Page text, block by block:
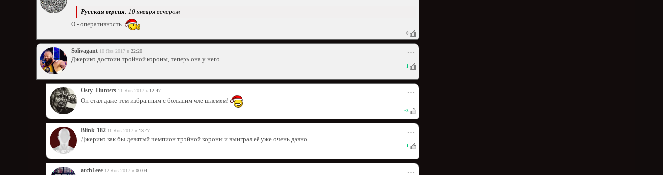
Русская версия: 10 января вечером
О - оперативность
0
Solivagant 10 Янв 2017 в 22:20 ⋯
Джерико достоин тройной короны, теперь она у него.
+1
Osty_Hunters 11 Янв 2017 в 12:47 ⋯
Он стал даже тем избранным с большим чле шлемом!
+3
Blink-182 11 Янв 2017 в 13:47 ⋯
Джерико как бы девятый чемпион тройной короны и выиграл её уже очень давно
+1
arch1eee 12 Янв 2017 в 00:04 ⋯